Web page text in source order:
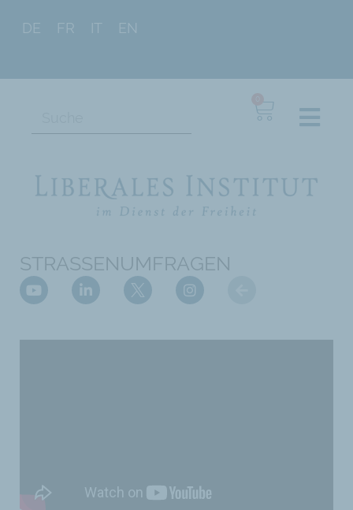
DE FR IT EN
STRASSENUMFRAGEN